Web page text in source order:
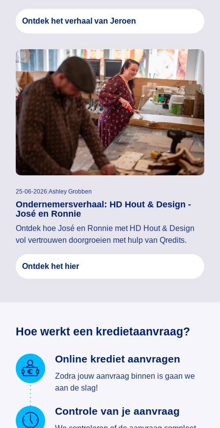
Ontdek het verhaal van Jeroen
25-06-2026|Ashley Grobben
Ondernemersverhaal: HD Hout & Design -
José en Ronnie
Ontdek hoe José en Ronnie met HD Hout & Design
vol vertrouwen doorgroeien met hulp van Qredits.
Ontdek het hier
Hoe werkt een kredietaanvraag?
Online krediet aanvragen
Zodra jouw aanvraag binnen is gaan we
aan de slag!
Controle van je aanvraag